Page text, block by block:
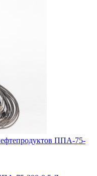
ППА-75-